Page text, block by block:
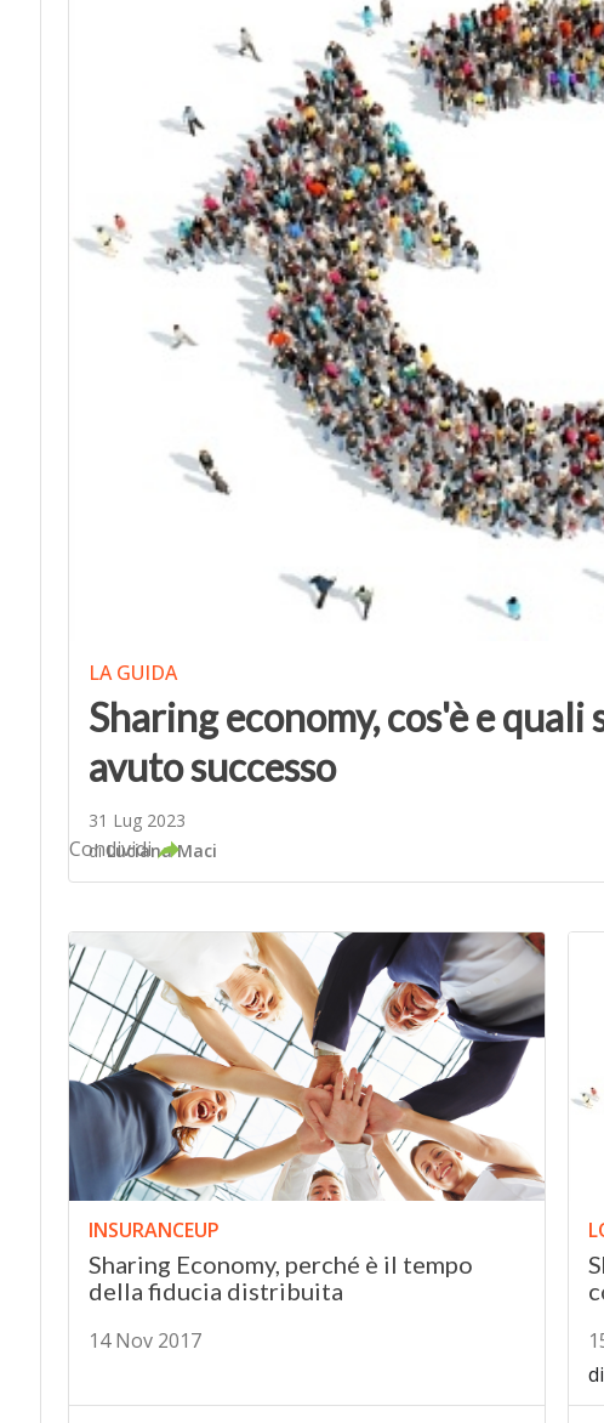
LA GUIDA
Sharing economy, cos'è e
avuto successo
31 Lug 2023
diLuciana Maci
Condividi
INSURANCEUP
Sharing Economy, perché è il tempo
della fiducia distribuita
14 Nov 2017
di